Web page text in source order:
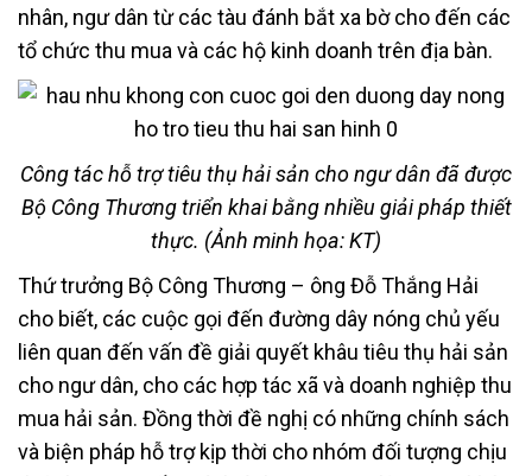
nhân, ngư dân từ các tàu đánh bắt xa bờ cho đến các
tổ chức thu mua và các hộ kinh doanh trên địa bàn.
Công tác hỗ trợ tiêu thụ hải sản cho ngư dân đã được
Bộ Công Thương triển khai bằng nhiều giải pháp thiết
thực. (Ảnh minh họa: KT)
Thứ trưởng Bộ Công Thương – ông Đỗ Thắng Hải
cho biết, các cuộc gọi đến đường dây nóng chủ yếu
liên quan đến vấn đề giải quyết khâu tiêu thụ hải sản
cho ngư dân, cho các hợp tác xã và doanh nghiệp thu
mua hải sản. Đồng thời đề nghị có những chính sách
và biện pháp hỗ trợ kịp thời cho nhóm đối tượng chịu